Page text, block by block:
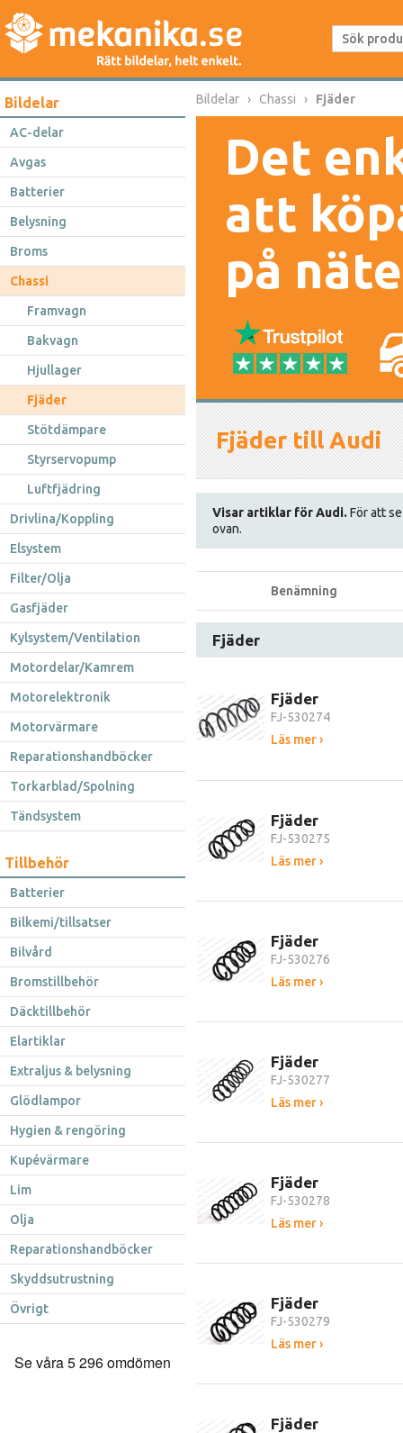
Bildelar
AC-delar
Avgas
Batterier
Belysning
Broms
Chassi
Framvagn
Bakvagn
Hjullager
Fjäder
Stötdämpare
Styrservopump
Luftfjädring
Drivlina/Koppling
Elsystem
Filter/Olja
Gasfjäder
Kylsystem/Ventilation
Motordelar/Kamrem
Motorelektronik
Motorvärmare
Reparationshandböcker
Torkarblad/Spolning
Tändsystem
Tillbehör
Batterier
Bilkemi/tillsatser
Bilvård
Bromstillbehör
Däcktillbehör
Elartiklar
Extraljus & belysning
Glödlampor
Hygien & rengöring
Kupévärmare
Lim
Olja
Reparationshandböcker
Skyddsutrustning
Övrigt
Bildelar Chassi Fjäder
Det
att
på
Fjäder till Audi
Visar artiklar för Audi. För att
ovan.
Benämning
Fjäder
Fjäder
FJ-530274
Läs mer ›
Fjäder
FJ-530275
Läs mer ›
Fjäder
FJ-530276
Läs mer ›
Fjäder
FJ-530277
Läs mer ›
Fjäder
FJ-530278
Läs mer ›
Fjäder
FJ-530279
Läs mer ›
Fjäder